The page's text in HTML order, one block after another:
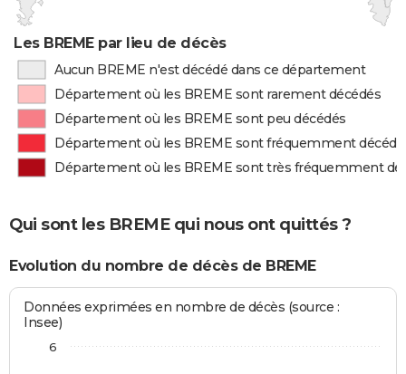
Les BREME par lieu de décès
Aucun BREME n'est décédé dans ce département
Département où les BREME sont rarement décédés
Département où les BREME sont peu décédés
Département où les BREME sont fréquemment
Département où les BREME sont très fréquemment
Qui sont les BREME qui nous ont quittés ?
Evolution du nombre de décès de BREME
Données exprimées en nombre de décès (source :
Insee)
6